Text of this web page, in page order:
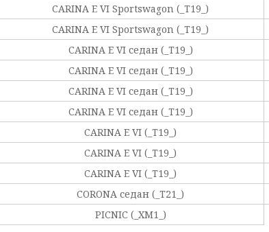
CARINA E VI Sportswagon (_T19_)
CARINA E VI Sportswagon (_T19_)
CARINA E VI седан (_T19_)
CARINA E VI седан (_T19_)
CARINA E VI седан (_T19_)
CARINA E VI седан (_T19_)
CARINA E VI (_T19_)
CARINA E VI (_T19_)
CARINA E VI (_T19_)
CORONA седан (_T21_)
PICNIC (_XM1_)